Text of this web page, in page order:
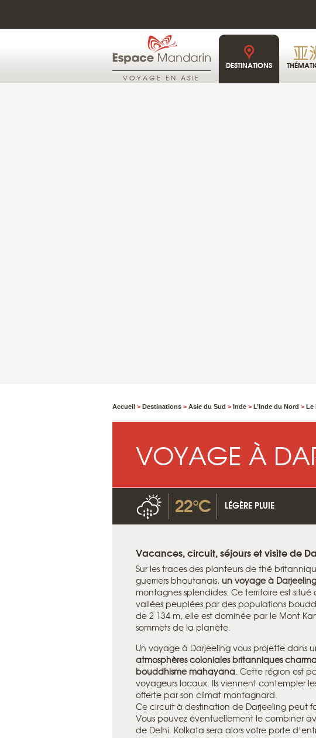
VOYAGE EN ASIE
DESTINATIONS
Accueil > Destinations > Asie du Sud > Inde > L’Inde du Nord > Le
VOYAGE À
22°C LÉGÈRE PLUIE
Vacances, circuit, séjours et visite de
Sur les traces des planteurs de thé
guerriers bhoutanais, un voyage à Darjeeling
montagnes splendides. Ce territoire est
vallées peuplées par des populations
de 2 134 m, elle est dominée par le Mont
sommets de la planète.
Un voyage à Darjeeling vous projette dans
atmosphères coloniales britanniques
bouddhisme mahayana. Cette région est
voyageurs locaux. Ils viennent contempler
offerte par son climat montagnard.
Ce circuit à destination de Darjeeling peut
Vous pouvez éventuellement le combiner
de Delhi. Kolkata sera alors votre porte